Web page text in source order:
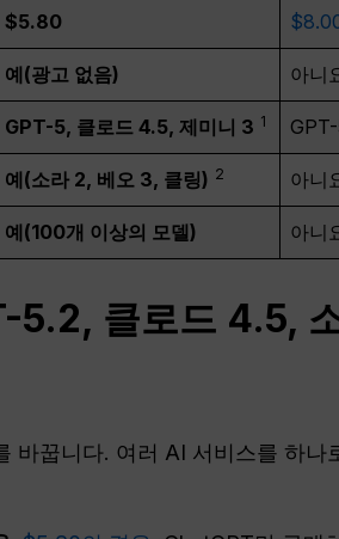
$5.80
예(광고 없음) 아니
GPT-5, 클로드 4.5, 제미니 3 1
예(소라 2, 베오 3, 클링) 2 아니
예(100개 이상의 모델) 아니
5.2, 클로드 4.5,
바꿉니다. 여러 AI 서비스를 하나